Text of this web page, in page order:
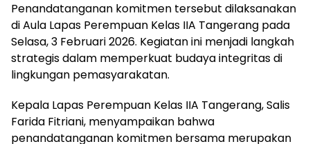
Penandatanganan komitmen tersebut dilaksanakan
di Aula Lapas Perempuan Kelas IIA Tangerang pada
Selasa, 3 Februari 2026. Kegiatan ini menjadi langkah
strategis dalam memperkuat budaya integritas di
lingkungan pemasyarakatan.
Kepala Lapas Perempuan Kelas IIA Tangerang, Salis
Farida Fitriani, menyampaikan bahwa
penandatanganan komitmen bersama merupakan